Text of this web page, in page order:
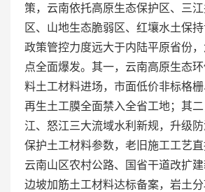
策，云南依托高原生态保护区、三
区、山地生态脆弱区、红壤水土保持
政策管控力度远大于内陆平原省份
点全面爆发。其一，云南高原生态
料土工材料进场，市面低价非标格栅
再生土工膜全面禁入全省工地；其
江、怒江三大流域水利新规，升级
保护土工材料参数，老旧施工工艺直
云南山区农村公路、国省干道改扩
边坡加筋土工材料达标备案，岩土